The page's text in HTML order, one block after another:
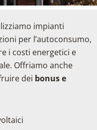
impianti
per l’autoconsumo,
i costi energetici e
Offriamo anche
dei bonus e